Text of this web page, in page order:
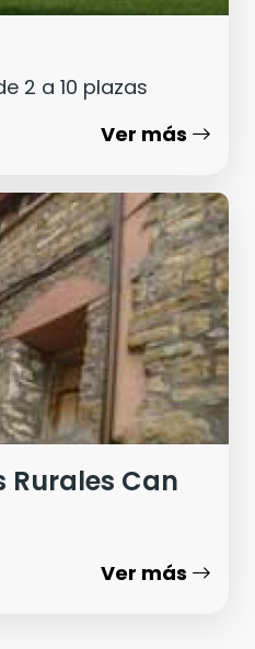
2 a 10 plazas
Ver más
Can
Ver más